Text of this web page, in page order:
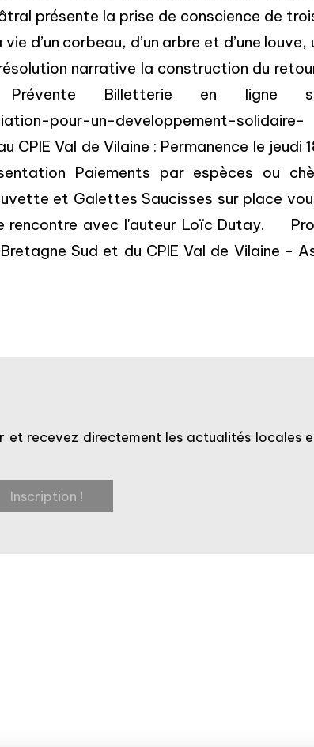
présente la prise de conscience de
d’un corbeau, d’un arbre et d’une
narrative la construction du
Billetterie en ligne
pour-un-developpement-solidaire-
Val de Vilaine : Permanence le jeudi
Paiements par espèces ou
et Galettes Saucisses sur place
rencontre avec l'auteur Loïc Dutay.
Sud et du CPIE Val de Vilaine -
et recevez directement les actualités locales